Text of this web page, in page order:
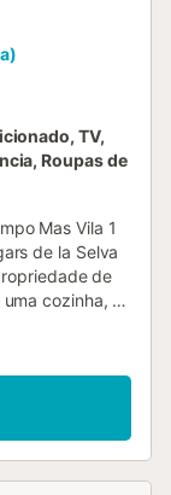
TV,
Roupas de
Mas Vila 1
de la Selva
de
cozinha, 2
Wi-Fi de alta
uma
lavar roupa.
mesa de
berço e 2